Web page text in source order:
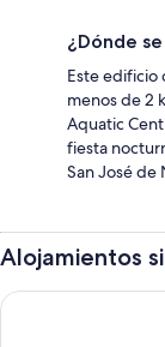
¿Dónde
Este edificio
menos de 2
Aquatic
fiesta
San José de
Alojamientos
Tropic Nook Too